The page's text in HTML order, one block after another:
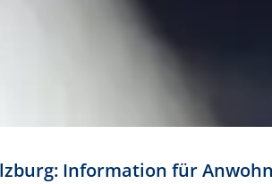
Information für